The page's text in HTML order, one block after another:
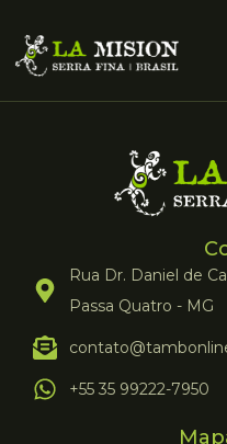
Rua Dr. Daniel de
Passa Quatro - MG
+55 35 99222-7950